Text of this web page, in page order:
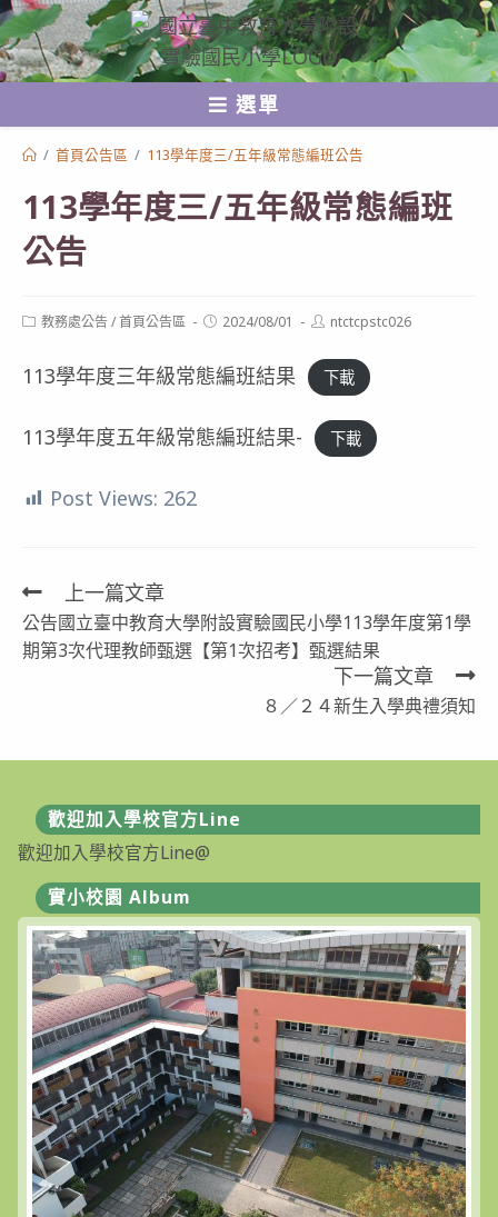
跳
轉
至
選單
/ 首頁公告區 / 113學年度三/五年級常態編班公告
113學年度三/五年級常態編班
公告
Post教務處公告/首頁公告區
Post2024/08/01
Postntctcpstc026
113學年度三年級常態編班結果 下載
113學年度五年級常態編班結果- 下載
Post Views: 262
Read
more
上一篇文章
公告國立臺中教育大學附設實驗國民小學113學年度第1學
期第3次代理教師甄選【第1次招考】甄選結果
下一篇文章
８／２４新生入學典禮須知
歡迎加入學校官方Line
歡迎加入學校官方Line@
實小校園 Album